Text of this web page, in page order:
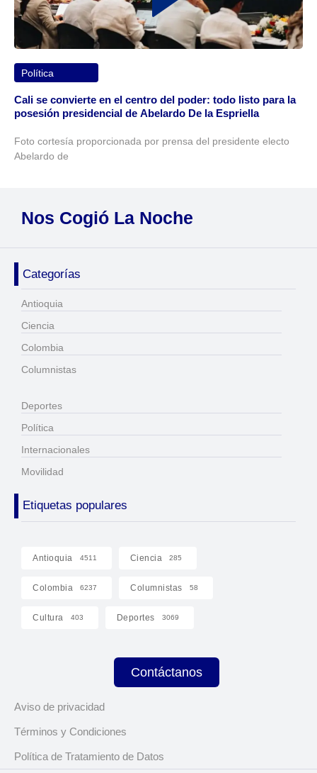
Política
Cali se convierte en el centro del poder: todo listo para la
posesión presidencial de Abelardo De la Espriella
Foto cortesía proporcionada por prensa del presidente electo
Abelardo de
Nos Cogió La Noche
Categorías
Antioquia
Ciencia
Colombia
Columnistas
Deportes
Política
Internacionales
Movilidad
Etiquetas populares
Antioquia 4511 Ciencia 285
Colombia 6237 Columnistas 58
Cultura 403 Deportes 3069
Contáctanos
Aviso de privacidad
Términos y Condiciones
Política de Tratamiento de Datos